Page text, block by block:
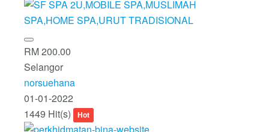
RM 200.00
Selangor
norsuehana
01-01-2022
1449 Hit(s)
Hot